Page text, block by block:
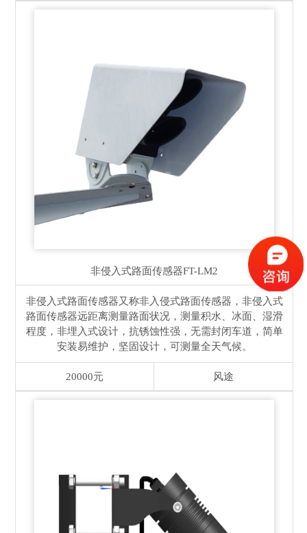
非侵入式路面传感器FT-LM2
非侵入式路面传感器又称非入侵式路面传感器，非侵入式
路面传感器远距离测量路面状况，测量积水、冰面、湿滑
程度，非埋入式设计，抗锈蚀性强，无需封闭车道，简单
安装易维护，坚固设计，可测量全天气候。
20000元 风途